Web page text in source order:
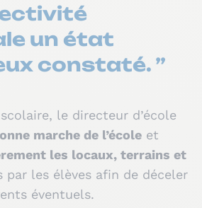
un état
constaté. ”
le directeur d’école
marche de l’école et
les locaux, terrains et
par les élèves afin de déceler
éventuels.